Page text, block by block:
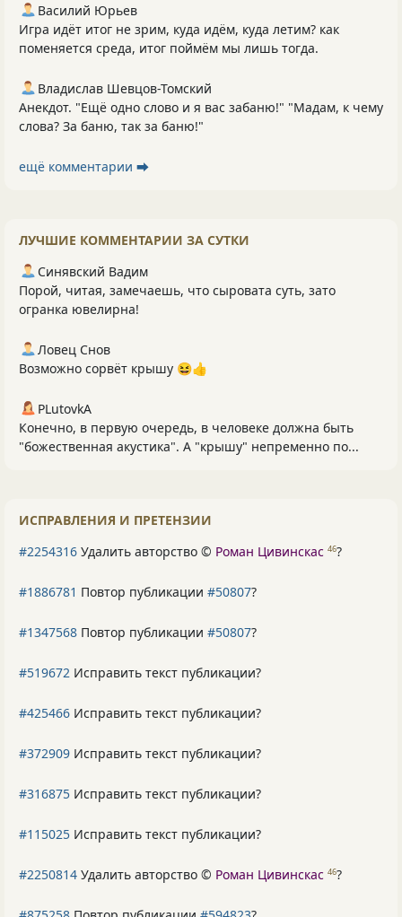
Василий Юрьев
Игра идёт итог не зрим, куда идём, куда летим? как
поменяется среда, итог поймём мы лишь тогда.
Владислав Шевцов-Томский
Анекдот. "Ещё одно слово и я вас забаню!" "Мадам, к чему
слова? За баню, так за баню!"
ещё комментарии ⮕
ЛУЧШИЕ КОММЕНТАРИИ ЗА СУТКИ
Синявский Вадим
Порой, читая, замечаешь, что сыровата суть, зато
огранка ювелирна!
Ловец Снов
Возможно сорвёт крышу 😆👍
PLutоvkА
Конечно, в первую очередь, в человеке должна быть
"божественная акустика". А "крышу" непременно по...
ИСПРАВЛЕНИЯ И ПРЕТЕНЗИИ
#2254316 Удалить авторство © Роман Цивинскас 46?
#1886781 Повтор публикации #50807?
#1347568 Повтор публикации #50807?
#519672 Исправить текст публикации?
#425466 Исправить текст публикации?
#372909 Исправить текст публикации?
#316875 Исправить текст публикации?
#115025 Исправить текст публикации?
#2250814 Удалить авторство © Роман Цивинскас 46?